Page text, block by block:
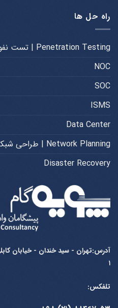
راه حل ها
Penetration Testing | تست نفوذ
NOC
SOC
ISMS
Data Center
Network Planning | طراحی شبکه
Disaster Recovery
۱
تلفکس: